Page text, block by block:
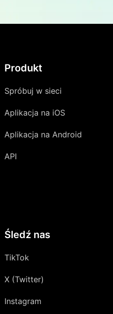
Produkt
Spróbuj w sieci
Aplikacja na iOS
Aplikacja na Android
API
Śledź nas
TikTok
X (Twitter)
Instagram